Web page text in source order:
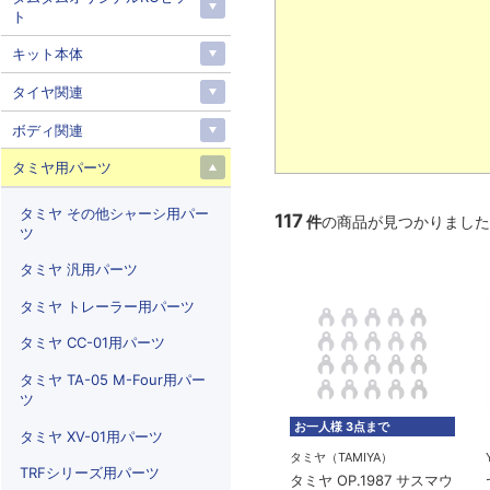
117件の商品が見つかりました
お一人様 3点まで
タミヤ（TAMIYA）
タミヤ OP.1987 サスマウ
ト
キット本体
タイヤ関連
ボディ関連
タミヤ用パーツ
タミヤ その他シャーシ用パー
ツ
タミヤ 汎用パーツ
タミヤ トレーラー用パーツ
タミヤ CC-01用パーツ
タミヤ TA-05 M-Four用パー
ツ
タミヤ XV-01用パーツ
TRFシリーズ用パーツ